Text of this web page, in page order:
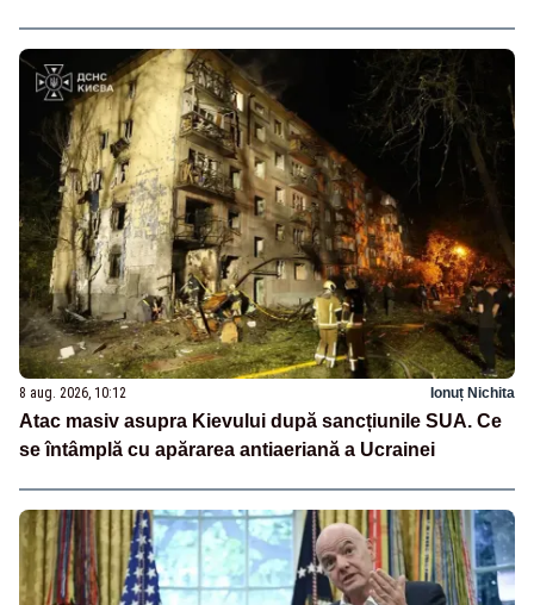
8 aug. 2026, 10:12 Ionuț Nichita
Atac masiv asupra Kievului după sancțiunile SUA. Ce
se întâmplă cu apărarea antiaeriană a Ucrainei